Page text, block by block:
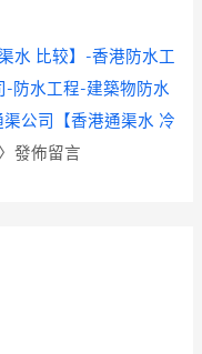
水 比较】-香港防水工
防水工程-建築物防水
公司【香港通渠水 冷
〉發佈留言